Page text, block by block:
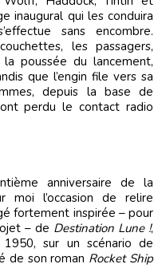
inaugural qui les conduira
sans encombre.
les passagers,
poussée du lancement,
que l’engin file vers sa
depuis la base de
perdu le contact radio
anniversaire de la
moi l’occasion de relire
fortement inspirée – pour
– de Destination Lune !,
sur un scénario de
de son roman Rocket Ship